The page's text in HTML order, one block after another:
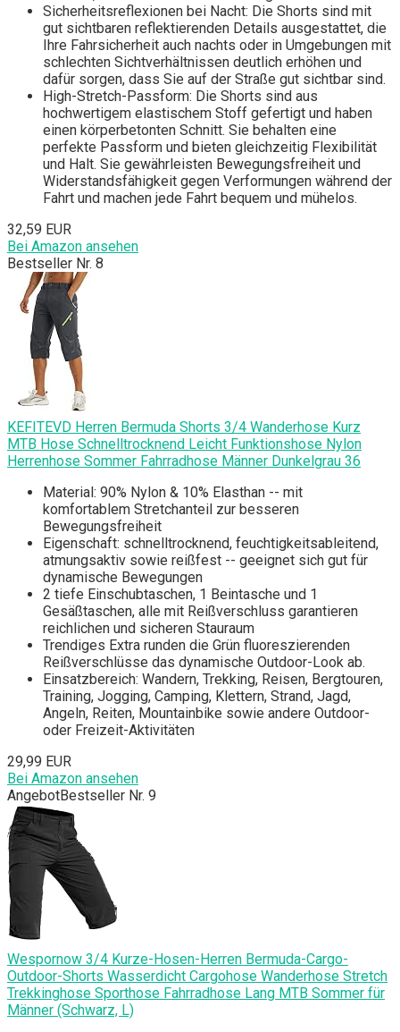
Sicherheitsreflexionen bei Nacht: Die Shorts sind mit
gut sichtbaren reflektierenden Details ausgestattet, die
Ihre Fahrsicherheit auch nachts oder in Umgebungen mit
schlechten Sichtverhältnissen deutlich erhöhen und
dafür sorgen, dass Sie auf der Straße gut sichtbar sind.
High-Stretch-Passform: Die Shorts sind aus
hochwertigem elastischem Stoff gefertigt und haben
einen körperbetonten Schnitt. Sie behalten eine
perfekte Passform und bieten gleichzeitig Flexibilität
und Halt. Sie gewährleisten Bewegungsfreiheit und
Widerstandsfähigkeit gegen Verformungen während der
Fahrt und machen jede Fahrt bequem und mühelos.
32,59 EUR
Bei Amazon ansehen
Bestseller Nr. 8
KEFITEVD Herren Bermuda Shorts 3/4 Wanderhose Kurz
MTB Hose Schnelltrocknend Leicht Funktionshose Nylon
Herrenhose Sommer Fahrradhose Männer Dunkelgrau 36
Material: 90% Nylon & 10% Elasthan -- mit
komfortablem Stretchanteil zur besseren
Bewegungsfreiheit
Eigenschaft: schnelltrocknend, feuchtigkeitsableitend,
atmungsaktiv sowie reißfest -- geeignet sich gut für
dynamische Bewegungen
2 tiefe Einschubtaschen, 1 Beintasche und 1
Gesäßtaschen, alle mit Reißverschluss garantieren
reichlichen und sicheren Stauraum
Trendiges Extra runden die Grün fluoreszierenden
Reißverschlüsse das dynamische Outdoor-Look ab.
Einsatzbereich: Wandern, Trekking, Reisen, Bergtouren,
Training, Jogging, Camping, Klettern, Strand, Jagd,
Angeln, Reiten, Mountainbike sowie andere Outdoor-
oder Freizeit-Aktivitäten
29,99 EUR
Bei Amazon ansehen
AngebotBestseller Nr. 9
Wespornow 3/4 Kurze-Hosen-Herren Bermuda-Cargo-
Outdoor-Shorts Wasserdicht Cargohose Wanderhose Stretch
Trekkinghose Sporthose Fahrradhose Lang MTB Sommer für
Männer (Schwarz, L)